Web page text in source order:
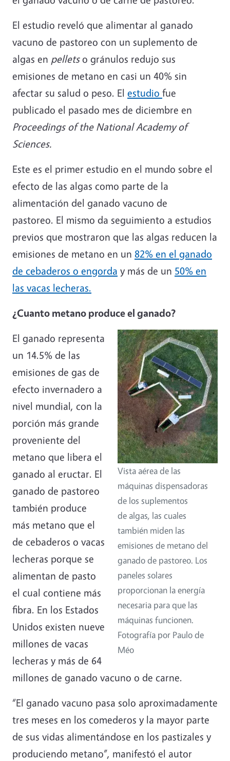
El estudio reveló que alimentar al ganado
vacuno de pastoreo con un suplemento de
algas en pelletso gránulos redujo sus
emisiones de metano en casi un 40% sin
afectar su salud o peso. El estudio fue
publicado el pasado mes de diciembre en
Proceedings of the National Academy of
Sciences.
Este es el primer estudio en el mundo sobre el
efecto de las algas como parte de la
alimentación del ganado vacuno de
pastoreo. El mismo da seguimiento a estudios
previos que mostraron que las algas reducen la
emisiones de metano en un 82% en el ganado
de cebaderos o engorda y más de un 50% en
las vacas lecheras.
¿Cuanto metano produce el ganado?
Vista aérea de las
máquinas dispensadoras
de los suplementos
de algas, las cuales
también miden las
emisiones de metano del
ganado de pastoreo. Los
paneles solares
proporcionan la energía
necesaria para que las
máquinas funcionen.
Fotografía por Paulo de
Méo
El ganado representa
un 14.5% de las
emisiones de gas de
efecto invernadero a
nivel mundial, con la
porción más grande
proveniente del
metano que libera el
ganado al eructar. El
ganado de pastoreo
también produce
más metano que el
de cebaderos o vacas
lecheras porque se
alimentan de pasto
el cual contiene más
fibra. En los Estados
Unidos existen nueve
millones de vacas
lecheras y más de 64
millones de ganado vacuno o de carne.
“El ganado vacuno pasa solo aproximadamente
tres meses en los comederos y la mayor parte
de sus vidas alimentándose en los pastizales y
produciendo metano”, manifestó el autor